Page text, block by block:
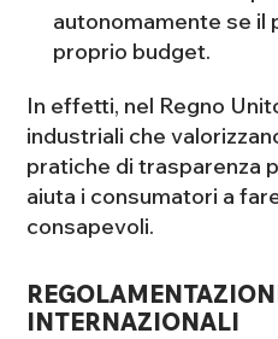
autonomamente se il
proprio budget.
In effetti, nel Regno
industriali che
pratiche di trasparenza
aiuta i consumatori a
consapevoli.
INTERNAZIONALI